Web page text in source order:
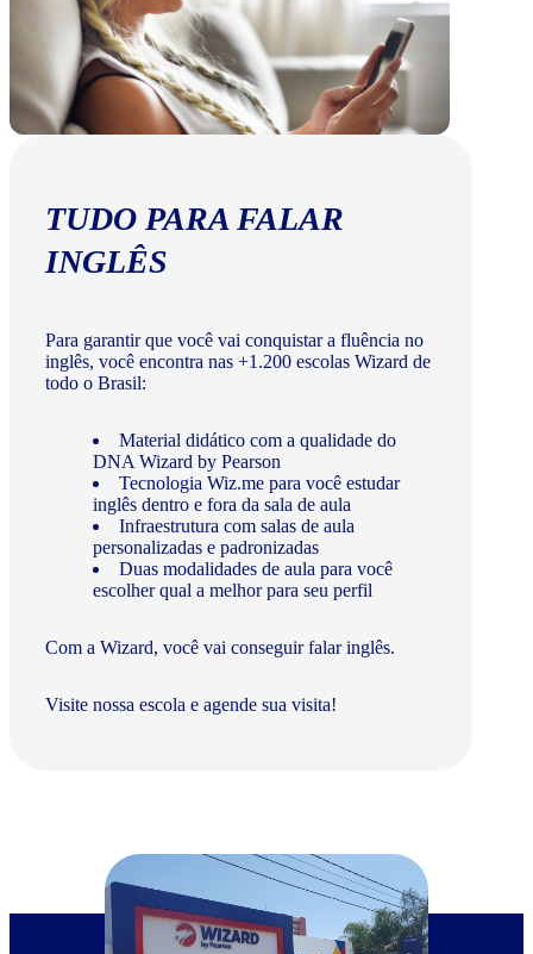
TUDO PARA FALAR
INGLÊS
Para garantir que você vai conquistar a fluência no
inglês, você encontra nas +1.200 escolas Wizard de
todo o Brasil:
Material didático com a qualidade do
DNA Wizard by Pearson
Tecnologia Wiz.me para você estudar
inglês dentro e fora da sala de aula
Infraestrutura com salas de aula
personalizadas e padronizadas
Duas modalidades de aula para você
escolher qual a melhor para seu perfil
Com a Wizard, você vai conseguir falar inglês.
Visite nossa escola e agende sua visita!